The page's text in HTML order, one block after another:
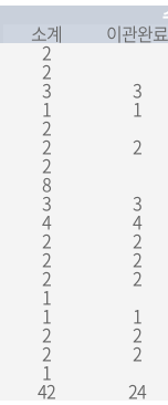
소계
이관완료
2
2
3 3
1 1
2
2 2
2
8
3 3
4 4
2
2
2 2
2 2
1
1 1
2
2
2 2
1
42 24